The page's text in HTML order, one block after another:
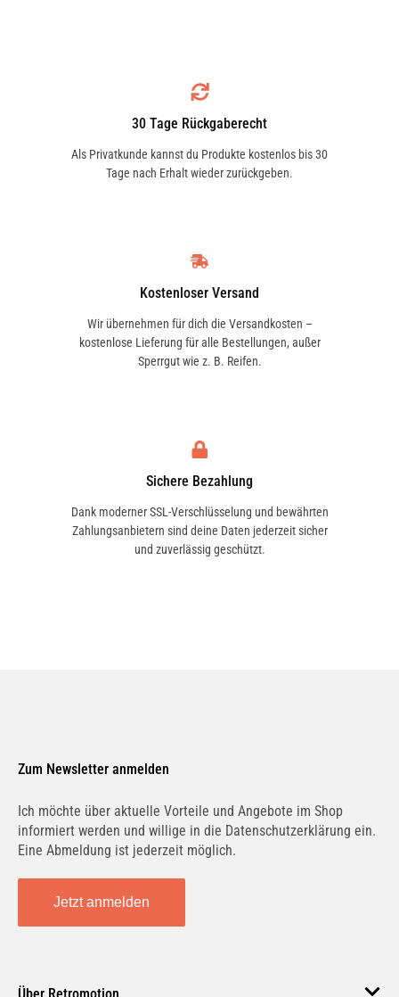
30 Tage Rückgaberecht
Als Privatkunde kannst du Produkte kostenlos bis 30
Tage nach Erhalt wieder zurückgeben.
Kostenloser Versand
Wir übernehmen für dich die Versandkosten –
kostenlose Lieferung für alle Bestellungen, außer
Sperrgut wie z. B. Reifen.
Sichere Bezahlung
Dank moderner SSL-Verschlüsselung und bewährten
Zahlungsanbietern sind deine Daten jederzeit sicher
und zuverlässig geschützt.
Zum Newsletter anmelden
Ich möchte über aktuelle Vorteile und Angebote im Shop
informiert werden und willige in die Datenschutzerklärung ein.
Eine Abmeldung ist jederzeit möglich.
Jetzt anmelden